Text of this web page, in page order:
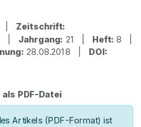
| Zeitschrift:
| Jahrgang: 21 | Heft: 8 |
28.08.2018 | DOI:
PDF-Datei
Artikels (PDF-Format) ist